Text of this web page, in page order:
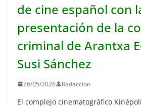
de cine español con
presentación de la
criminal de Arantxa
Susi Sánchez
26/05/2026 Redaccion
El complejo cinematográfico